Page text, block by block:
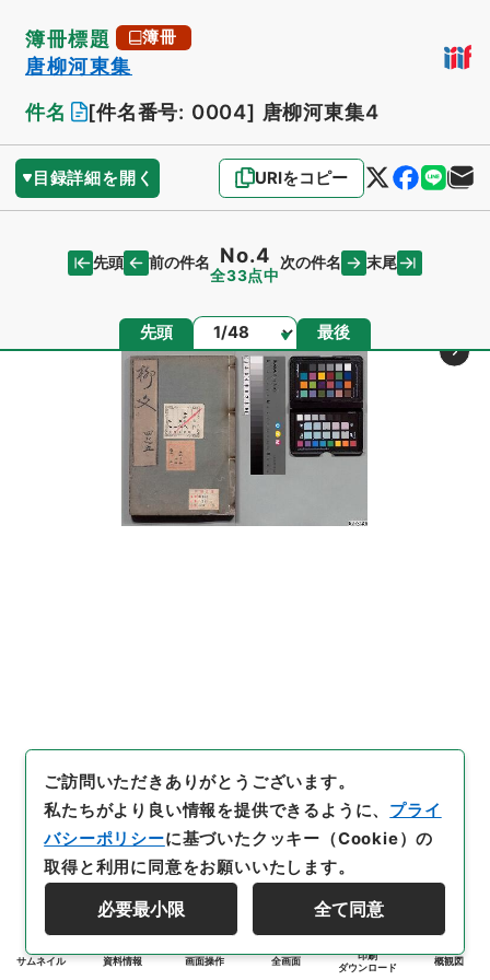
簿冊標題 簿冊
唐柳河東集
件名
[件名番号: 0004] 唐柳河東集4
目録詳細を開く URIをコピー
先頭 前の件名 No.4
全33点中
次の件名 末尾
先頭 ページ 最後
サムネイル 資料情報 画面操作 全画面
印刷
ダウンロード
概観図
ご訪問いただきありがとうございます。
私たちがより良い情報を提供できるように、 プライ
バシーポリシーに基づいたクッキー（Cookie）の
取得と利用に同意をお願いいたします。
必要最小限 全て同意